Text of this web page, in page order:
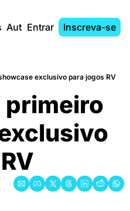
AutoresEntrar Inscreva-se
exclusivo para jogos RV
primeiro